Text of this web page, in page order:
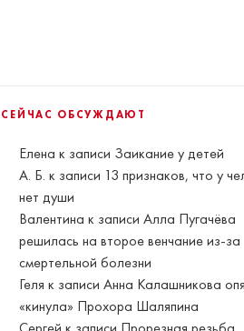
СЕЙЧАС ОБСУЖДАЮТ
Елена к записи Заикание у детей
А. Б. к записи 13 признаков, что у
нет души
Валентина к записиАлла Пугачёва
решилась на второе венчание из-за
смертельной болезни
Геля к записиАнна Калашникова
«кинула» Прохора Шаляпина